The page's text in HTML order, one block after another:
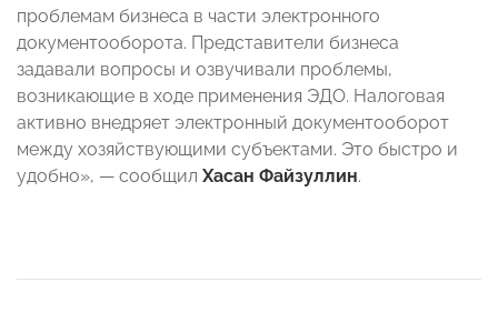
проблемам бизнеса в части электронного
документооборота. Представители бизнеса
задавали вопросы и озвучивали проблемы,
возникающие в ходе применения ЭДО. Налоговая
активно внедряет электронный документооборот
между хозяйствующими субъектами. Это быстро и
удобно», — сообщил Хасан Файзуллин.